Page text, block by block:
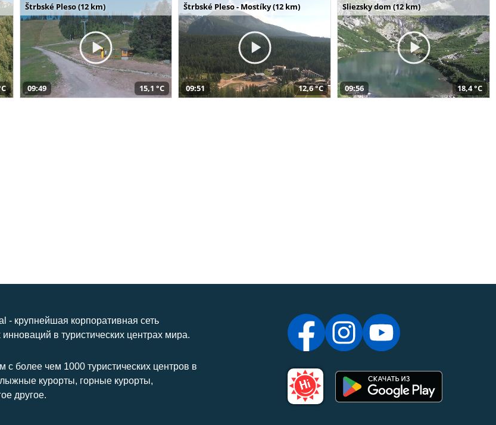
Štrbské Pleso (12 km)
09:49 15,1 °C
Štrbské Pleso - Mostíky (12 km)
09:51 12,6 °C
Sliezsky dom (12 km)
09:56 18,4 °C
- крупнейшая корпоративная сеть
инноваций в туристических центрах мира.
с более чем 1000 туристических центров в
курорты, горные курорты,
другое.